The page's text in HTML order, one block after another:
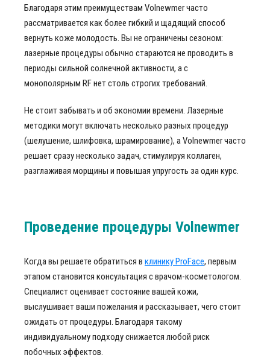
Благодаря этим преимуществам Volnewmer часто
рассматривается как более гибкий и щадящий способ
вернуть коже молодость. Вы не ограничены сезоном:
лазерные процедуры обычно стараются не проводить в
периоды сильной солнечной активности, а с
монополярным RF нет столь строгих требований.
Не стоит забывать и об экономии времени. Лазерные
методики могут включать несколько разных процедур
(шелушение, шлифовка, шрамирование), а Volnewmer часто
решает сразу несколько задач, стимулируя коллаген,
разглаживая морщины и повышая упругость за один курс.
Проведение процедуры Volnewmer
Когда вы решаете обратиться в клинику ProFace, первым
этапом становится консультация с врачом-косметологом.
Специалист оценивает состояние вашей кожи,
выслушивает ваши пожелания и рассказывает, чего стоит
ожидать от процедуры. Благодаря такому
индивидуальному подходу снижается любой риск
побочных эффектов.